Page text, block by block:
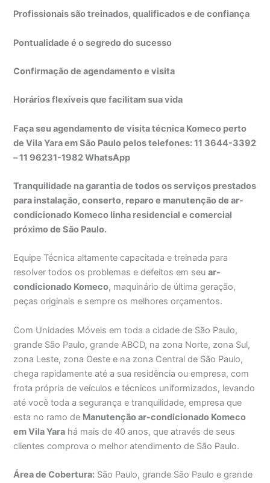
Profissionais são treinados, qualificados e de confiança
Pontualidade é o segredo do sucesso
Confirmação de agendamento e visita
Horários flexíveis que facilitam sua vida
Faça seu agendamento de visita técnica Komeco perto
de Vila Yara em São Paulo pelos telefones: 11 3644-3392
– 11 96231-1982 WhatsApp
Tranquilidade na garantia de todos os serviços prestados
para instalação, conserto, reparo e manutenção de ar-
condicionado Komeco linha residencial e comercial
próximo de São Paulo.
Equipe Técnica altamente capacitada e treinada para
resolver todos os problemas e defeitos em seuar-
condicionado Komeco, maquinário de última geração,
peças originais e sempre os melhores orçamentos.
Com Unidades Móveis em toda a cidade de São Paulo,
grande São Paulo, grande ABCD, na zona Norte, zona Sul,
zona Leste, zona Oeste e na zona Central de São Paulo,
chega rapidamente até a sua residência ou empresa, com
frota própria de veículos e técnicos uniformizados, levando
até você toda a segurança e tranquilidade, empresa que
esta no ramo de Manutenção ar-condicionado Komeco
em Vila Yara há mais de 40 anos, que através de seus
clientes comprova o melhor atendimento de São Paulo.
Área de Cobertura: São Paulo, grande São Paulo e grande